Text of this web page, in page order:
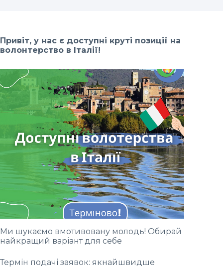
Привіт, у нас є доступні круті позиції на
волонтерство в Італії!
Ми шукаємо вмотивовану молодь! Обирай
найкращий варіант для себе
Термін подачі заявок: якнайшвидше